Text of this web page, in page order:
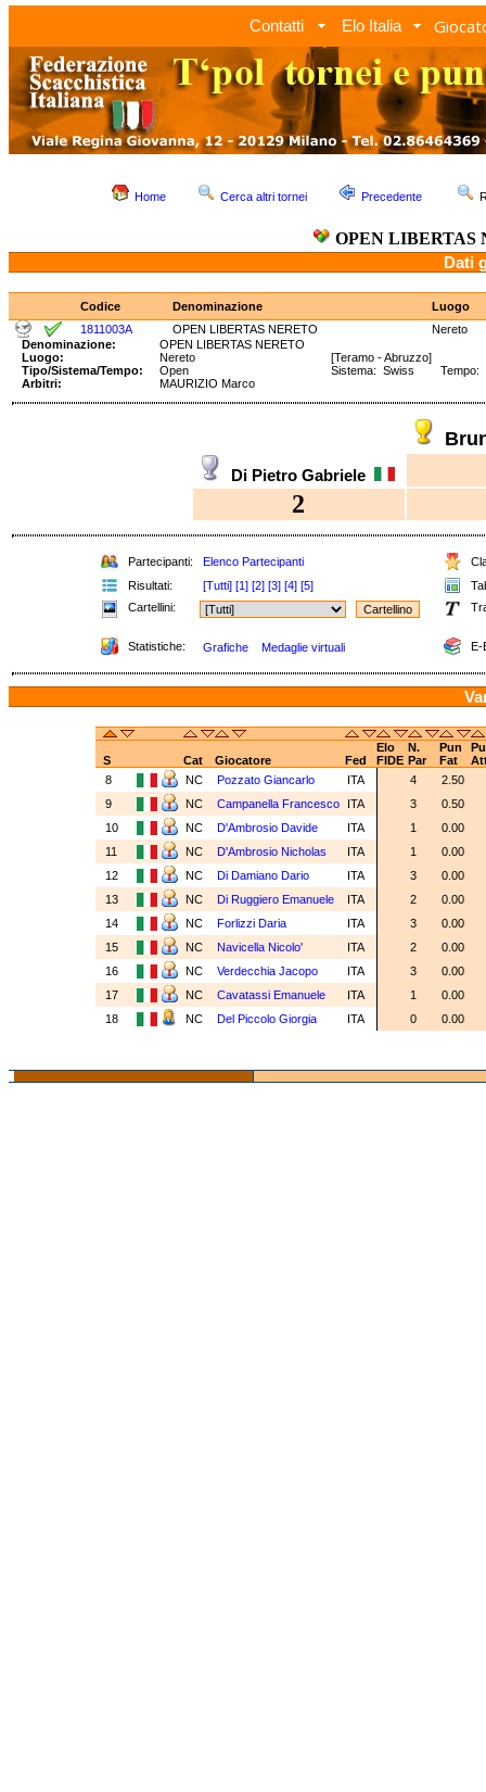
Contatti Elo Italia
Home Cerca altri tornei Precedente
OPEN LIBERTAS
Dati
Codice Denominazione
Luogo
1811003A
OPEN LIBERTAS NERETO
Nereto
Denominazione:
OPEN LIBERTAS NERETO
Luogo:
Nereto
[Teramo - Abruzzo]
Tipo/Sistema/Tempo:
Open
Sistema: Swiss Tempo:
Arbitri:
MAURIZIO Marco
Di Pietro Gabriele
2
Partecipanti: Elenco Partecipanti
Risultati:
[Tutti] [1] [2] [3] [4] [5]
Cartellini:
Statistiche: Grafiche Medaglie virtuali E-
Elo N. Pun
S
Cat Giocatore Fed FIDE Par Fat
8
NC Pozzato Giancarlo ITA 4
2.50
9
NC Campanella Francesco ITA 3
0.50
10
NC D'Ambrosio Davide ITA 1
0.00
11
NC D'Ambrosio Nicholas ITA 1
0.00
12
NC Di Damiano Dario ITA 3
0.00
13
NC Di Ruggiero Emanuele ITA 2
0.00
14
NC Forlizzi Daria ITA 3
0.00
15
NC Navicella Nicolo' ITA 2
0.00
16
NC Verdecchia Jacopo ITA 3
0.00
17
NC Cavatassi Emanuele ITA 1
0.00
18
NC Del Piccolo Giorgia ITA 0 0.00